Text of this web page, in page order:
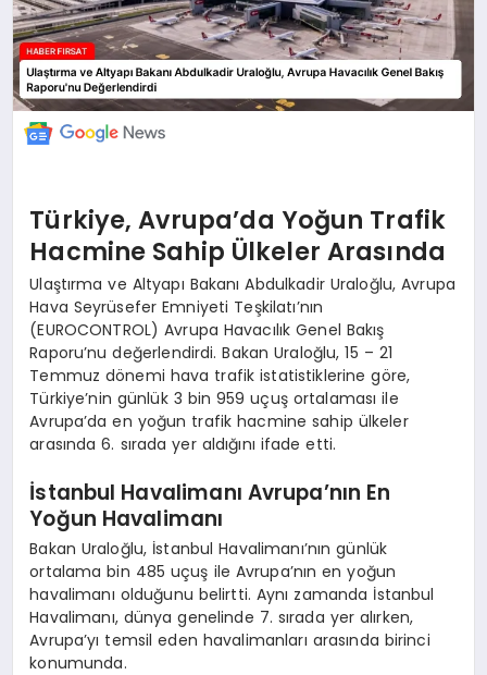
Türkiye, Avrupa’da Yoğun Trafik
Hacmine Sahip Ülkeler Arasında
Ulaştırma ve Altyapı Bakanı Abdulkadir Uraloğlu, Avrupa
Hava Seyrüsefer Emniyeti Teşkilatı’nın
(EUROCONTROL) Avrupa Havacılık Genel Bakış
Raporu’nu değerlendirdi. Bakan Uraloğlu, 15 – 21
Temmuz dönemi hava trafik istatistiklerine göre,
Türkiye’nin günlük 3 bin 959 uçuş ortalaması ile
Avrupa’da en yoğun trafik hacmine sahip ülkeler
arasında 6. sırada yer aldığını ifade etti.
İstanbul Havalimanı Avrupa’nın En
Yoğun Havalimanı
Bakan Uraloğlu, İstanbul Havalimanı’nın günlük
ortalama bin 485 uçuş ile Avrupa’nın en yoğun
havalimanı olduğunu belirtti. Aynı zamanda İstanbul
Havalimanı, dünya genelinde 7. sırada yer alırken,
Avrupa’yı temsil eden havalimanları arasında birinci
konumunda.